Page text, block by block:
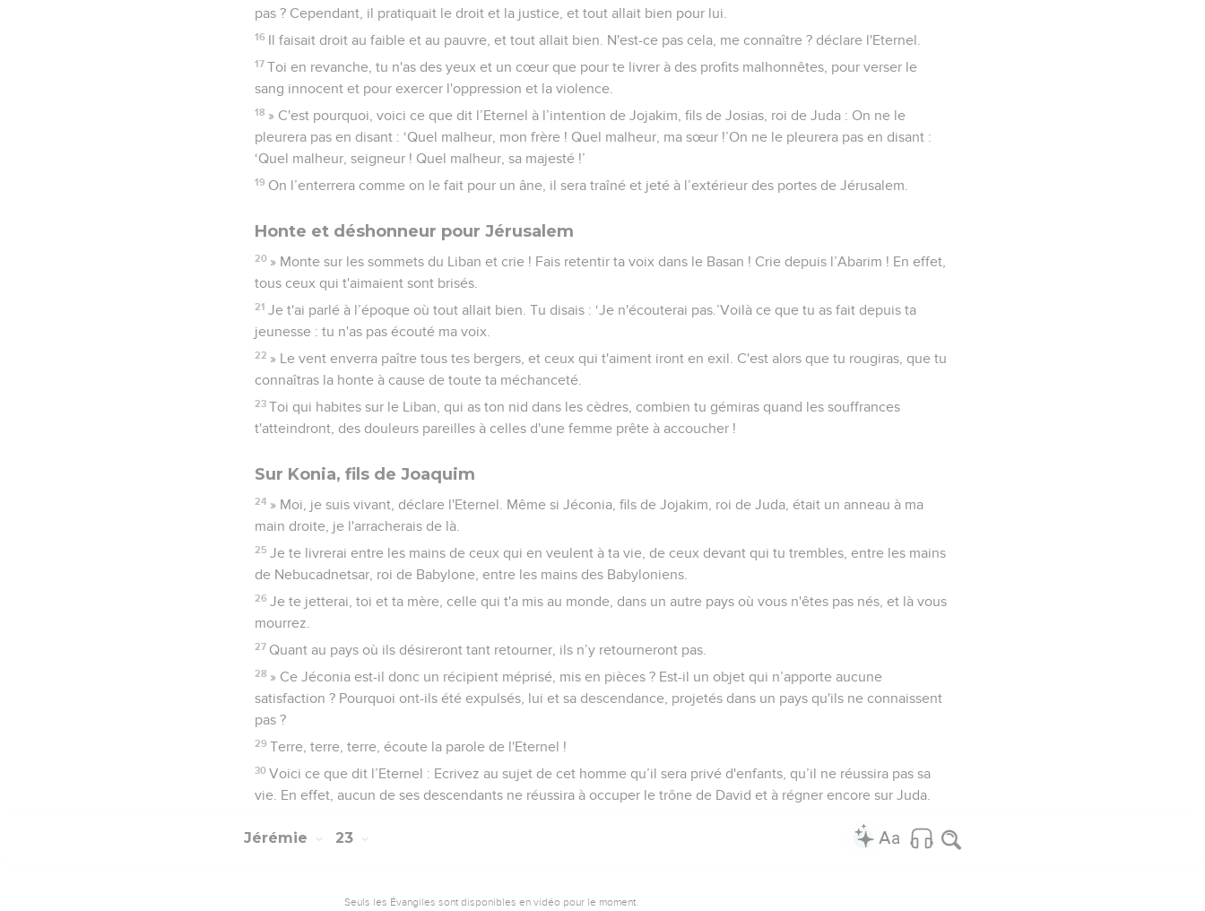
pas ? Cependant, il pratiquait le droit et la justice, et tout allait bien pour lui.
16 Il faisait droit au faible et au pauvre, et tout allait bien. N'est-ce pas cela, me connaître ? déclare l'Eternel.
17 Toi en revanche, tu n'as des yeux et un cœur que pour te livrer à des profits malhonnêtes, pour verser le
sang innocent et pour exercer l'oppression et la violence.
18 » C'est pourquoi, voici ce que dit l’Eternel à l’intention de Jojakim, fils de Josias, roi de Juda : On ne le
pleurera pas en disant : ‘Quel malheur, mon frère ! Quel malheur, ma sœur !’On ne le pleurera pas en disant :
‘Quel malheur, seigneur ! Quel malheur, sa majesté !’
19 On l’enterrera comme on le fait pour un âne, il sera traîné et jeté à l’extérieur des portes de Jérusalem.
Honte et déshonneur pour Jérusalem
20 » Monte sur les sommets du Liban et crie ! Fais retentir ta voix dans le Basan ! Crie depuis l’Abarim ! En effet,
tous ceux qui t'aimaient sont brisés.
21 Je t'ai parlé à l’époque où tout allait bien. Tu disais : ‘Je n'écouterai pas.’Voilà ce que tu as fait depuis ta
jeunesse : tu n'as pas écouté ma voix.
22 » Le vent enverra paître tous tes bergers, et ceux qui t'aiment iront en exil. C'est alors que tu rougiras, que tu
connaîtras la honte à cause de toute ta méchanceté.
23 Toi qui habites sur le Liban, qui as ton nid dans les cèdres, combien tu gémiras quand les souffrances
t'atteindront, des douleurs pareilles à celles d'une femme prête à accoucher !
Sur Konia, fils de Joaquim
24 » Moi, je suis vivant, déclare l'Eternel. Même si Jéconia, fils de Jojakim, roi de Juda, était un anneau à ma
main droite, je l'arracherais de là.
25 Je te livrerai entre les mains de ceux qui en veulent à ta vie, de ceux devant qui tu trembles, entre les mains
de Nebucadnetsar, roi de Babylone, entre les mains des Babyloniens.
26 Je te jetterai, toi et ta mère, celle qui t'a mis au monde, dans un autre pays où vous n'êtes pas nés, et là vous
mourrez.
27 Quant au pays où ils désireront tant retourner, ils n’y retourneront pas.
28 » Ce Jéconia est-il donc un récipient méprisé, mis en pièces ? Est-il un objet qui n’apporte aucune
satisfaction ? Pourquoi ont-ils été expulsés, lui et sa descendance, projetés dans un pays qu'ils ne connaissent
pas ?
29 Terre, terre, terre, écoute la parole de l'Eternel !
30 Voici ce que dit l’Eternel : Ecrivez au sujet de cet homme qu’il sera privé d'enfants, qu’il ne réussira pas sa
vie. En effet, aucun de ses descendants ne réussira à occuper le trône de David et à régner encore sur Juda.
Jérémie 23
Seuls les Évangiles sont disponibles en vidéo pour le moment.